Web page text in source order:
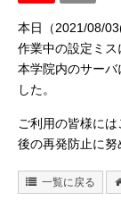
本日（2021/08/
作業中の設定ミ
本学院内のサー
した。
ご利用の皆様に
後の再発防止に努
一覧に戻る